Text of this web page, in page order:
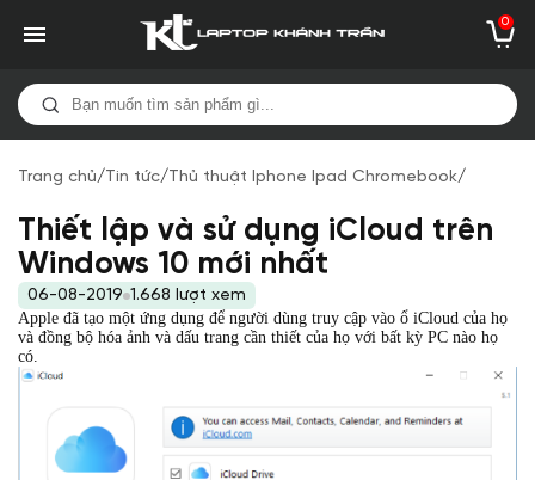
0
Trang chủ/Tin tức/Thủ thuật Iphone Ipad Chromebook/
Thiết lập và sử dụng iCloud trên
Windows 10 mới nhất
06-08-2019 1.668 lượt xem
Apple đã tạo một ứng dụng để người dùng truy cập vào ổ iCloud của họ
và đồng bộ hóa ảnh và dấu trang cần thiết của họ với bất kỳ PC nào họ
có.